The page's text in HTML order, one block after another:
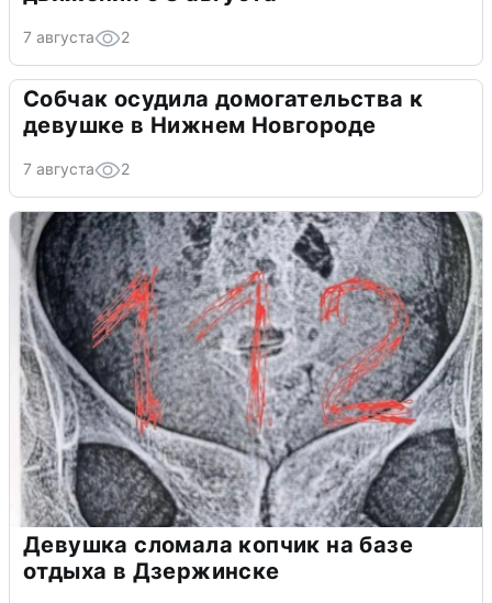
7 августа 2
Собчак осудила домогательства к
девушке в Нижнем Новгороде
7 августа 2
Девушка сломала копчик на базе
отдыха в Дзержинске